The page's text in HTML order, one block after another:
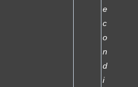
e
c
o
n
d
i